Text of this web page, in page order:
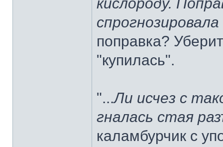
поправка?
"купилась".
"...Ли исчез с
гналась стая
каламбурчик с